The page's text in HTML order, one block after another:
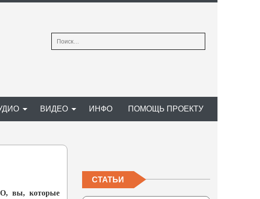
Найти:
ВИДЕО ИНФО ПОМОЩЬ ПРОЕКТУ
вы, которые
СТАТЬИ